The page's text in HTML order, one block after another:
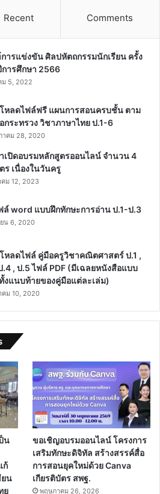
Recent Comments
ารแข่งขัน ศิลปหัตถกรรมนักเรียน ครั้ง
การศึกษา 2566
ม 5, 2022
หลดไฟล์ฟรี แผนการสอนครบชั้น ตาม
กระทรวง วิชาภาษาไทย ป.1-6
าคม 28, 2020
เปิดอบรมหลักสูตรออนไลน์ จำนวน 4
ร เนื่องในวันครู
ม 12, 2023
ล์ word แบบฝึกทักษะการอ่าน ป.1-ป.3
ยน 6, 2020
หลดไฟล์ คู่มือครูวิชาคณิตศาสตร์ ป.1 ,
.4 , ป.5 ไฟล์ PDF (มีเฉลยหนังสือแบบ
งแนบท้ายของคู่มือแต่ละเล่ม)
คม 10, 2020
น
ก้
ยน
ย
ขอเชิญอบรมออนไลน์ โครงการ
เสริมทักษะดิจิทัล สร้างสรรค์สื่อ
การสอนยุคใหม่ด้วย Canva
เกียรติบัตร สพฐ.
พฤษภาคม 26, 2026